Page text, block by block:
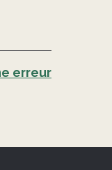
erreur